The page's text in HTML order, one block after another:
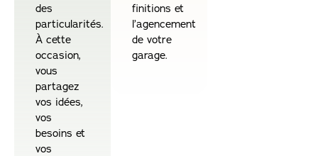
des
particularités.
À cette
occasion,
vous
partagez
vos idées,
vos
besoins et
vos
finitions et
l’agencement
de votre
garage.